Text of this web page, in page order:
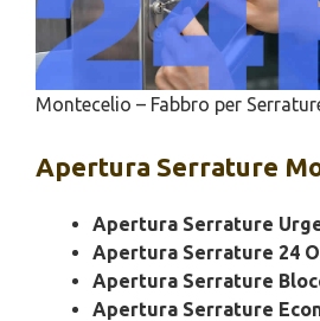
Montecelio – Fabbro per
Apertura Serrature
Apertura Serrature
Apertura Serrature 24
Apertura Serrature
Apertura Serrature